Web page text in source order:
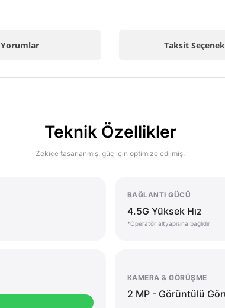
Yorumlar Taksit
Teknik Özellikler
Zekice tasarlanmış, güç için optimize edilmiş.
BAĞLANTI GÜCÜ
4.5G Yüksek Hız
*Operatör altyapısına bağlıdır
KAMERA & GÖRÜŞME
2 MP - Görüntülü